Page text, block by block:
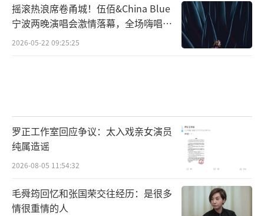
摇滚热浪席卷甬城！伍佰&China Blue
宁波两晚演唱会激情落幕，全场嗨唱氛
围炸裂
2026-05-22 09:25:25
罗正工作室回应争议：太入戏亲女演员
纯属造谣
2026-08-05 11:54:32
毛舜筠回忆和张国荣交往经历：是很多
情很重情的人